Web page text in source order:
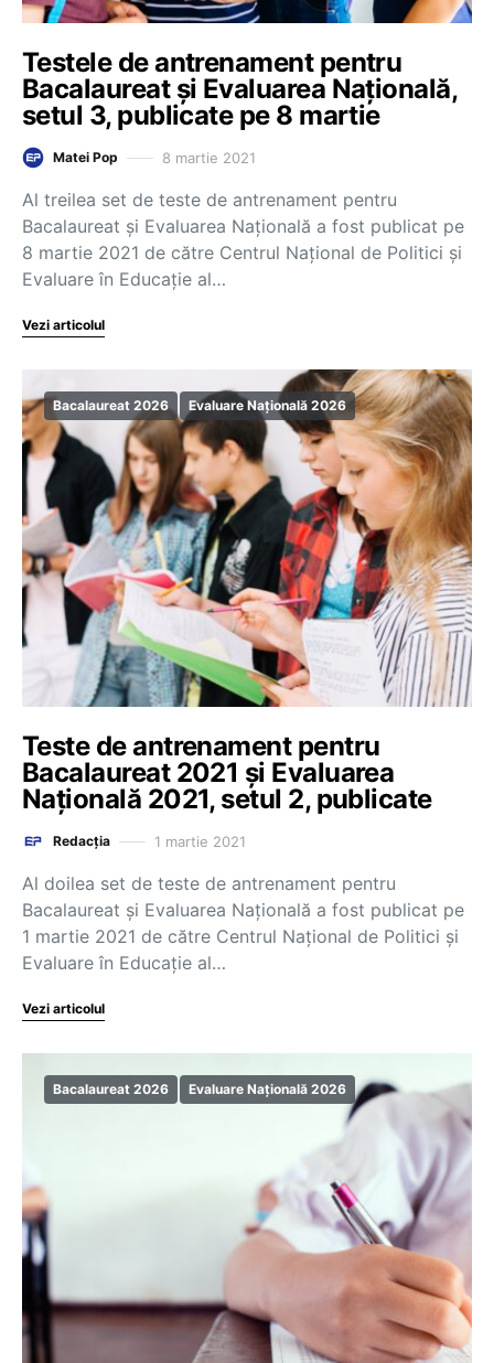
Testele de antrenament pentru
Bacalaureat și Evaluarea Națională,
setul 3, publicate pe 8 martie
Matei Pop 8 martie 2021
Al treilea set de teste de antrenament pentru
Bacalaureat și Evaluarea Națională a fost publicat pe
8 martie 2021 de către Centrul Național de Politici și
Evaluare în Educație al…
Vezi articolul
Bacalaureat 2026 Evaluare Națională 2026
Teste de antrenament pentru
Bacalaureat 2021 și Evaluarea
Națională 2021, setul 2, publicate
Redacția 1 martie 2021
Al doilea set de teste de antrenament pentru
Bacalaureat și Evaluarea Națională a fost publicat pe
1 martie 2021 de către Centrul Național de Politici și
Evaluare în Educație al…
Vezi articolul
Bacalaureat 2026 Evaluare Națională 2026